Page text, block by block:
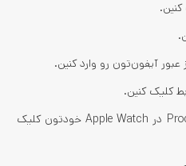
آیفون‌تون رو وارد کنین.
کلیک کنین.
برای شروع دانلود، روی Proceed در Apple Watch خودتون کلیک